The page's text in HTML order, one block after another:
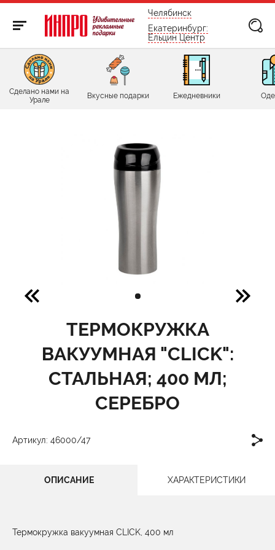
бесплатно по России
Челябинск
Екатеринбург:
Ельцин Центр
Сделано нами на
Урале
Вкусные подарки Ежедневники
ТЕРМОКРУЖКА
ВАКУУМНАЯ "CLICK":
СТАЛЬНАЯ; 400 МЛ;
СЕРЕБРО
Артикул: 46000/47
ОПИСАНИЕ ХАРАКТЕРИСТИКИ
Термокружка вакуумная CLICK, 400 мл